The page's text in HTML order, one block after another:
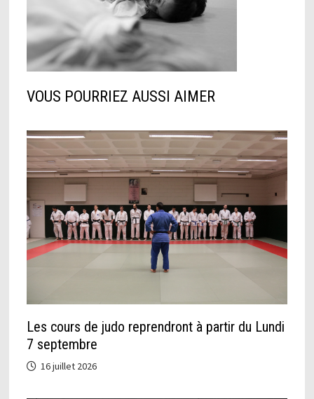
VOUS POURRIEZ AUSSI AIMER
Les cours de judo reprendront à partir du Lundi
7 septembre
16 juillet 2026